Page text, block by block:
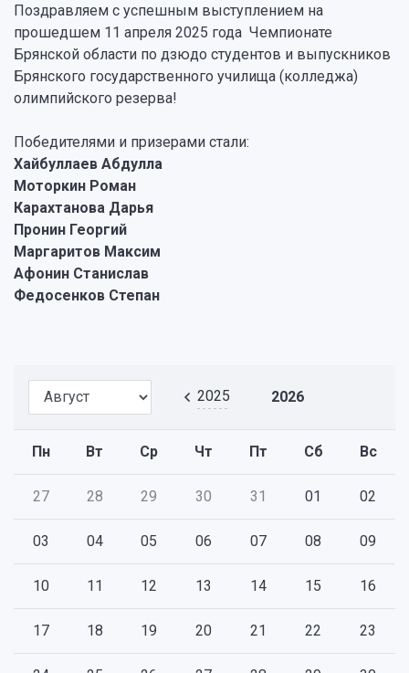
2025 2026
Пн Вт Ср Чт Пт Сб Вс
27 28 29 30 31 01 02
03 04 05 06 07 08 09
10 11 12 13 14 15 16
17 18 19 20 21 22 23
Поздравляем с успешным выступлением на
прошедшем 11 апреля 2025 года Чемпионате
Брянской области по дзюдо студентов и выпускников
Брянского государственного училища (колледжа)
олимпийского резерва!
Победителями и призерами стали:
Хайбуллаев Абдулла
Моторкин Роман
Карахтанова Дарья
Пронин Георгий
Маргаритов Максим
Афонин Станислав
Федосенков Степан